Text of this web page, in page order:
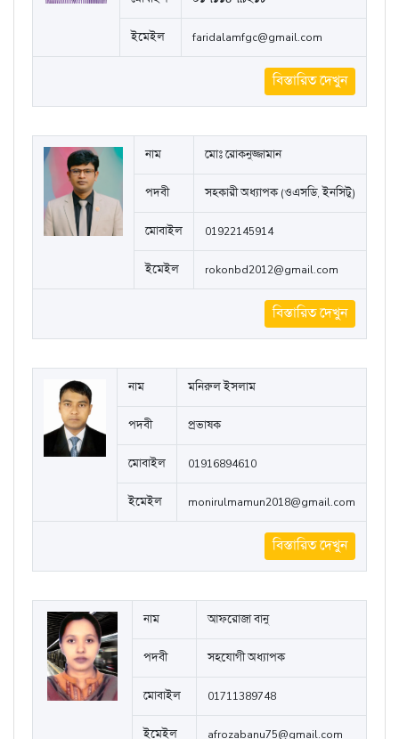
ইমেইল faridalamfgc@gmail.com
বিস্তারিত দেখুন
নাম মোঃ রোকনুজ্জামান
পদবী সহকারী অধ্যাপক (ওএসডি, ইনসিটু)
মোবাইল 01922145914
ইমেইল rokonbd2012@gmail.com
বিস্তারিত দেখুন
নাম মনিরুল ইসলাম
পদবী প্রভাষক
মোবাইল 01916894610
ইমেইল monirulmamun2018@gmail.com
বিস্তারিত দেখুন
নাম আফরোজা বানু
পদবী সহযোগী অধ্যাপক
মোবাইল 01711389748
ইমেইল afrozabanu75@gmail.com